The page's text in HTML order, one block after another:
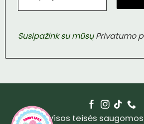
Susipažink su mūsųPrivatumo
Visos teisės